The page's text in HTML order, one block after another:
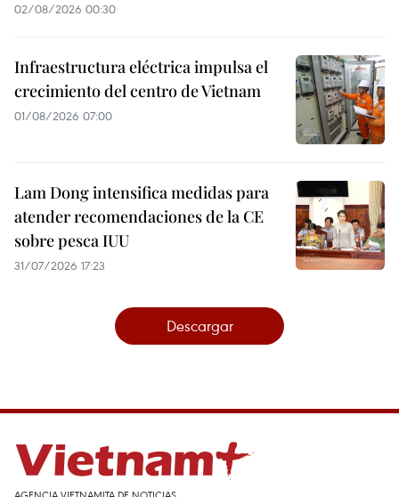
02/08/2026 00:30
Infraestructura eléctrica impulsa el
crecimiento del centro de Vietnam
01/08/2026 07:00
Lam Dong intensifica medidas para
atender recomendaciones de la CE
sobre pesca IUU
31/07/2026 17:23
Descargar